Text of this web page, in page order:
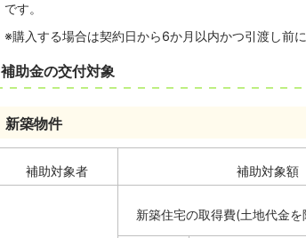
です。
※購入する場合は契約日から6か月以内かつ引渡し前に
補助金の交付対象
新築物件
補助対象者 補助対象額
新築住宅の取得費(土地代金を